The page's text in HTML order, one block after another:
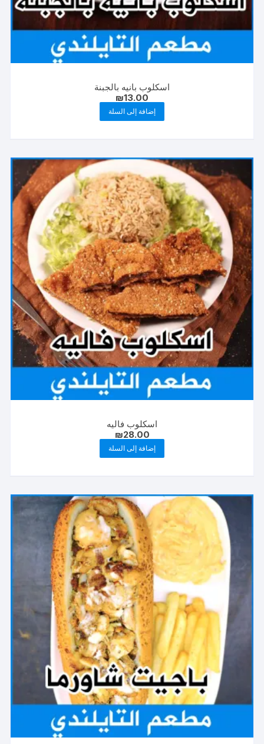
اسكلوب بانيه بالجبنة
₪13.00
إضافة إلى السلة
اسكلوب فاليه
₪28.00
إضافة إلى السلة